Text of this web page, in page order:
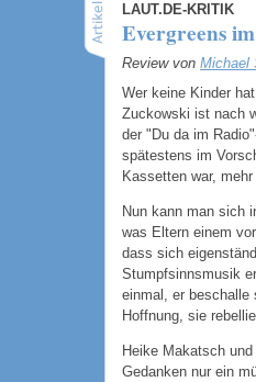
LAUT.DE-KRITIK
Evergreens
Review von Michael
Wer keine Kinder
Zuckowski ist nach
der "Du da im
spätestens im
Kassetten war,
Nun kann man sich
was Eltern einem
dass sich
Stumpfsinnsmusik
einmal, er beschalle
Hoffnung, sie
Heike Makatsch
Gedanken nur ein